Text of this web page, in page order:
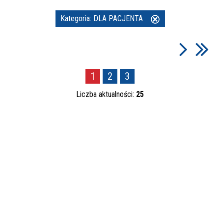
Szukana fraza
—
Kategoria: DLA PACJENTA
1 2 3
Liczba aktualności: 25